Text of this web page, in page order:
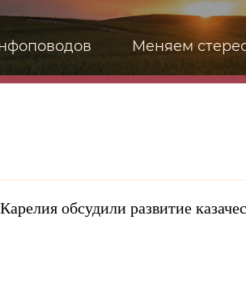
Меняем
обсудили развитие